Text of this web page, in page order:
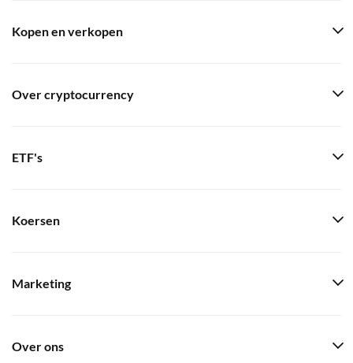
Kopen en verkopen
Over cryptocurrency
ETF's
Koersen
Marketing
Over ons